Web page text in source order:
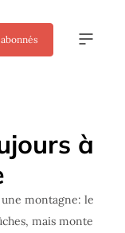
abonnés
à
montagne: le
mais monte